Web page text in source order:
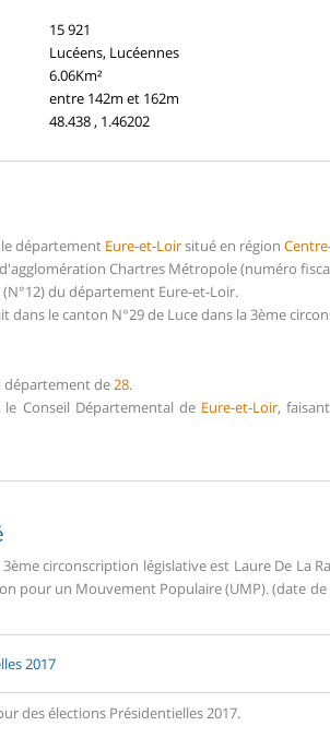
15 921
Lucéens, Lucéennes
6.06Km²
entre 142m et 162m
48.438 , 1.46202
le département Eure-et-Loirsitué en région
Chartres Métropole (numéro
du département Eure-et-Loir.
le canton N°29 de Luce dans la 3ème
département de28.
Conseil Départemental de Eure-et-Loir,
circonscription législative est Laure De La
pour un Mouvement Populaire (UMP). (date
2017
des élections Présidentielles 2017.